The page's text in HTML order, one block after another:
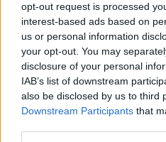
opt-out request is processed
interest-based ads based on
us or personal information
your opt-out. You may
disclosure of your personal
IAB’s list of downstream
also be disclosed by us to third
Downstream Participants that
#BULVÁR #MAGYAR SZTÁROK
#MAGYAR CELEBEK #BALÁZS
#VALLOMÁS #TETOVÁLÁS